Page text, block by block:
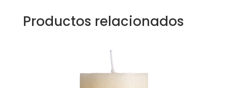
Productos relacionados